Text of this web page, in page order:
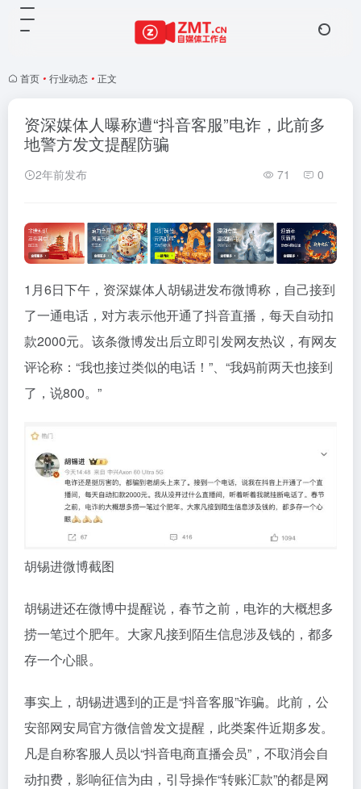
首页 • 行业动态 • 正文
资深媒体人曝称遭“抖音客服”电诈，此前多
地警方发文提醒防骗
2年前发布 71 0
1月6日下午，资深媒体人胡锡进发布微博称，自己接到
了一通电话，对方表示他开通了抖音直播，每天自动扣
款2000元。该条微博发出后立即引发网友热议，有网友
评论称：“我也接过类似的电话！”、“我妈前两天也接到
了，说800。”
胡锡进微博截图
胡锡进还在微博中提醒说，春节之前，电诈的大概想多
捞一笔过个肥年。大家凡接到陌生信息涉及钱的，都多
存一个心眼。
事实上，胡锡进遇到的正是“抖音客服”诈骗。此前，公
安部网安局官方微信曾发文提醒，此类案件近期多发。
凡是自称客服人员以“抖音电商直播会员”，不取消会自
动扣费，影响征信为由，引导操作“转账汇款”的都是网